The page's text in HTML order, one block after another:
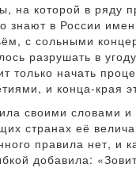
на которой в ряду
знают в России
с сольными
разрушать в
только начать
и конца-края
своими
странах её
правила нет,
добавила: